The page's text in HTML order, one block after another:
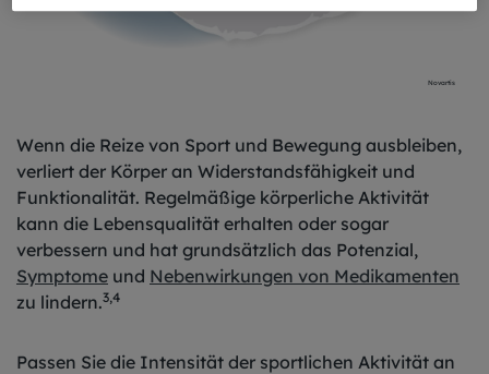
Novartis
Wenn die Reize von Sport und Bewegung ausbleiben,
verliert der Körper an Widerstandsfähigkeit und
Funktionalität. Regelmäßige körperliche Aktivität
kann die Lebensqualität erhalten oder sogar
verbessern und hat grundsätzlich das Potenzial,
Symptome und Nebenwirkungen von Medikamenten
zu lindern.3,4
Passen Sie die Intensität der sportlichen Aktivität an